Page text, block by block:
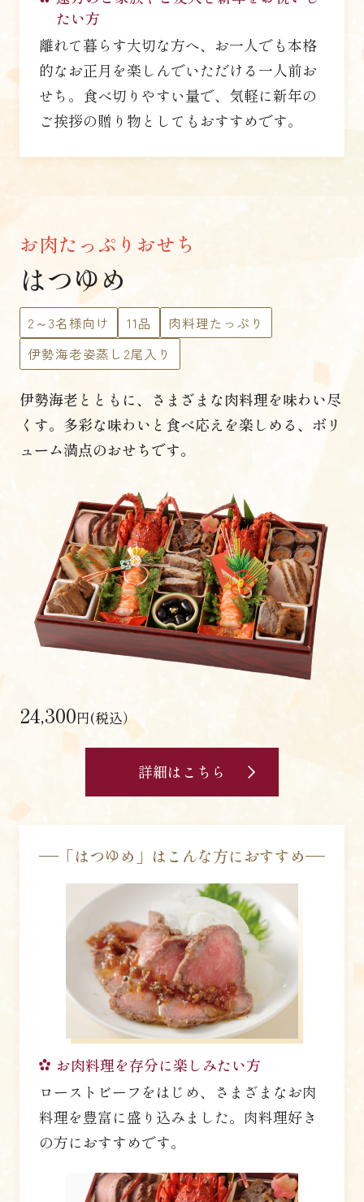
たい方
離れて暮らす大切な方へ、お一人でも本格
的なお正月を楽しんでいただける一人前お
せち。食べ切りやすい量で、気軽に新年の
ご挨拶の贈り物としてもおすすめです。
お肉たっぷりおせち
はつゆめ
2～3名様向け 11品
肉料理たっぷり
伊勢海老姿蒸し2尾入り
伊勢海老とともに、さまざまな肉料理を味わい尽
くす。 多彩な味わいと食べ応えを楽しめる、 ボリ
ューム満点のおせちです。
24,300円(税込）
詳細はこちら
「はつゆめ」はこんな方におすすめ
お肉料理を存分に楽しみたい方
ローストビーフをはじめ、さまざまなお肉
料理を豊富に盛り込みました。肉料理好き
の方におすすめです。